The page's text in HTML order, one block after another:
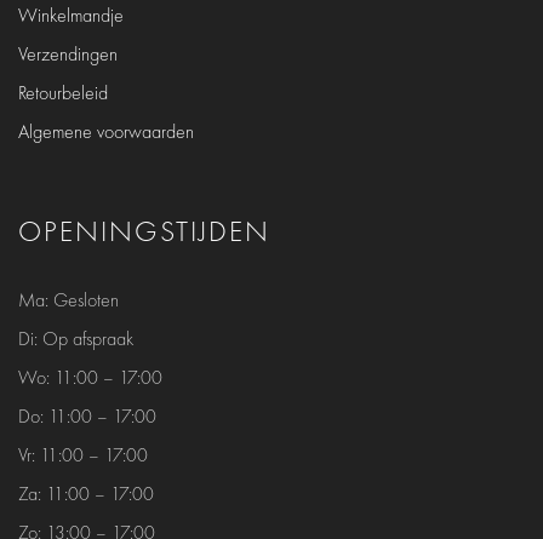
Winkelmandje
Verzendingen
Retourbeleid
Algemene voorwaarden
OPENINGSTIJDEN
Ma: Gesloten
Di: Op afspraak
Wo: 11:00 – 17:00
Do: 11:00 – 17:00
Vr: 11:00 – 17:00
Za: 11:00 – 17:00
Zo: 13:00 – 17:00